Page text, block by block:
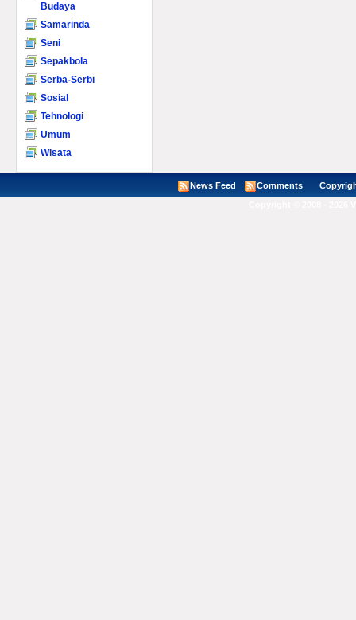
Budaya
Samarinda
Seni
Sepakbola
Serba-Serbi
Sosial
Tehnologi
Umum
Wisata
News Feed Comments Copyright